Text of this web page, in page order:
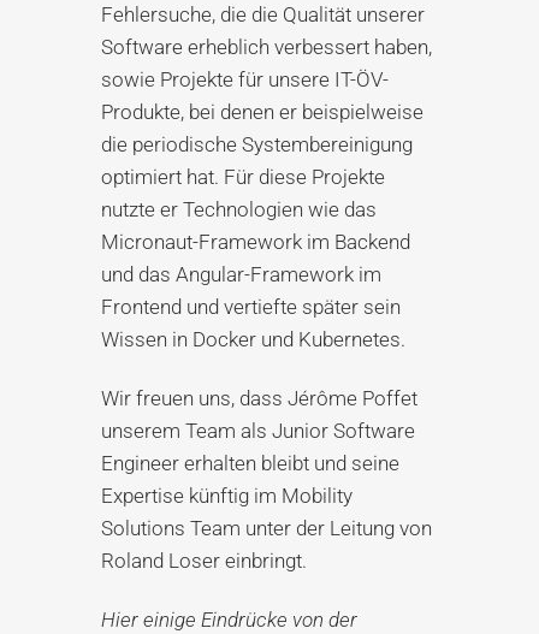
Fehlersuche, die die Qualität unserer
Software erheblich verbessert haben,
sowie Projekte für unsere IT-ÖV-
Produkte, bei denen er beispielweise
die periodische Systembereinigung
optimiert hat. Für diese Projekte
nutzte er Technologien wie das
Micronaut-Framework im Backend
und das Angular-Framework im
Frontend und vertiefte später sein
Wissen in Docker und Kubernetes.
Wir freuen uns, dass Jérôme Poffet
unserem Team als Junior Software
Engineer erhalten bleibt und seine
Expertise künftig im Mobility
Solutions Team unter der Leitung von
Roland Loser einbringt.
Hier einige Eindrücke von der